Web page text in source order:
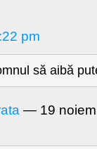
pm
să aibă
— 19